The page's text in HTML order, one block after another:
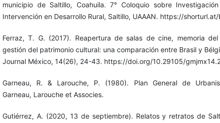
municipio de Saltillo, Coahuila. 7° Coloquio sobre
Intervención en Desarrollo Rural, Saltillo, UAAAN. https://shorturl.at/
Ferraz, T. G. (2017). Reapertura de salas de cine, memoria
gestión del patrimonio cultural: una comparación entre Brasil y
Journal México, 14(26), 24-43. https://doi.org/10.29105/
Garneau, R. & Larouche, P. (1980). Plan General de
Garneau, Larouche et Associes.
Gutiérrez, A. (2020, 13 de septiembre). Relatos y retratos de